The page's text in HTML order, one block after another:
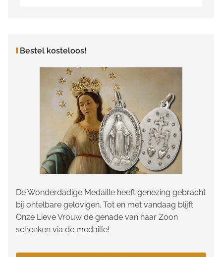
Bestel kosteloos!
De Wonderdadige Medaille heeft genezing gebracht
bij ontelbare gelovigen. Tot en met vandaag blijft
Onze Lieve Vrouw de genade van haar Zoon
schenken via de medaille!